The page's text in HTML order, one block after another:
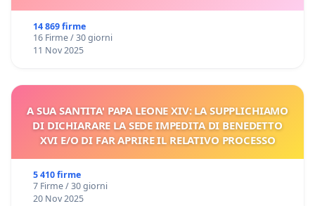
14 869 firme
16 Firme / 30 giorni
11 Nov 2025
A SUA SANTITA' PAPA LEONE XIV: LA SUPPLICHIAMO
DI DICHIARARE LA SEDE IMPEDITA DI BENEDETTO
XVI E/O DI FAR APRIRE IL RELATIVO PROCESSO
5 410 firme
7 Firme / 30 giorni
20 Nov 2025